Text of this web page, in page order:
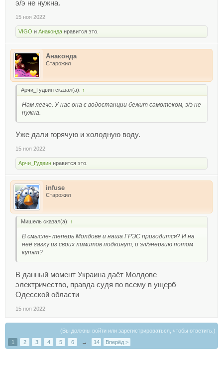
э/э не нужна.
15 ноя 2022
VIGO и Анаконда нравится это.
Анаконда
Старожил
Арчи_Гудвин сказал(а): ↑
Нам легче. У нас она с водостанции бежит самотеком, э/э не
нужна.
Уже дали горячую и холодную воду.
15 ноя 2022
Арчи_Гудвин нравится это.
infuse
Старожил
Мишель сказал(а): ↑
В смысле- теперь Молдове и наша ГРЭС пригодится? И на
неё газку из своих лимитов подкинут, и эл/энергию потом
купят?
В данный момент Украина даёт Молдове
электричество, правда судя по всему в ущерб
Одесской области
15 ноя 2022
(Вы должны войти или зарегистрироваться, чтобы ответить.)
1
2 3 4 5 6 → 14 Вперёд >